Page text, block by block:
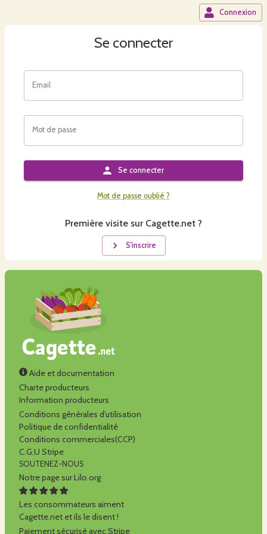
Connexion
Se connecter
Email
Mot de passe
Se connecter
Mot de passe oublié ?
Première visite sur Cagette.net ?
S'inscrire
Aide et documentation
Charte producteurs
Information producteurs
Conditions générales d'utilisation
Politique de confidentialité
Conditions commerciales(CCP)
C.G.U Stripe
SOUTENEZ-NOUS
Notre page sur Lilo.org
Les consommateurs aiment
Cagette.net et ils le disent !
Paiement sécurisé avec Stripe